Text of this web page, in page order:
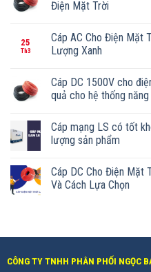
Điện Mặt Trời
25
Th3
Cáp AC Cho Điện Mặt
Lượng Xanh
Cáp DC 1500V cho
quả cho hệ thống
Cáp mạng LS có tốt
lượng sản phẩm
Cáp DC Cho Điện Mặt
Và Cách Lựa Chọn
CÔNG TY TNHH PHÂN PHỐI NGỌC